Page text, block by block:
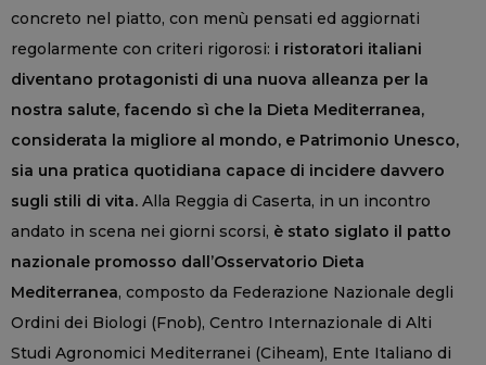
concreto nel piatto, con menù pensati ed aggiornati
regolarmente con criteri rigorosi: i ristoratori italiani
diventano protagonisti di una nuova alleanza per la
nostra salute, facendo sì che la Dieta Mediterranea,
considerata la migliore al mondo, e Patrimonio Unesco,
sia una pratica quotidiana capace di incidere davvero
sugli stili di vita. Alla Reggia di Caserta, in un incontro
andato in scena nei giorni scorsi, è stato siglato il patto
nazionale promosso dall’Osservatorio Dieta
Mediterranea, composto da Federazione Nazionale degli
Ordini dei Biologi (Fnob), Centro Internazionale di Alti
Studi Agronomici Mediterranei (Ciheam), Ente Italiano di